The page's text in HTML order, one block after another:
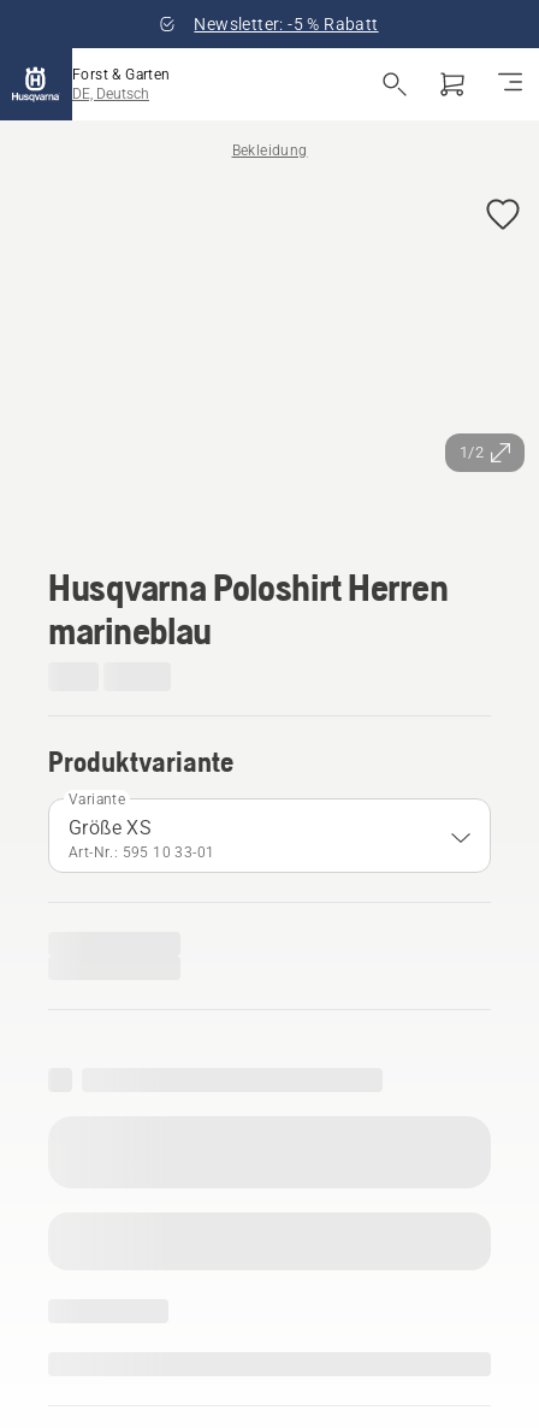
Newsletter: -5 % Rabatt
Forst & Garten
DE, Deutsch
Bekleidung
1/2
Husqvarna Poloshirt Herren
marineblau
Produktvariante
Variante
Größe XS
Art-Nr.: 595 10 33‑01